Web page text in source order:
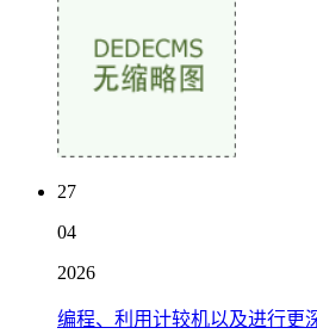
27
04
2026
编程、利用计较机以及进行更